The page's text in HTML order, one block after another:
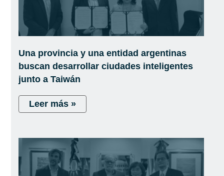
Una provincia y una entidad argentinas
buscan desarrollar ciudades inteligentes
junto a Taiwán
Leer más »